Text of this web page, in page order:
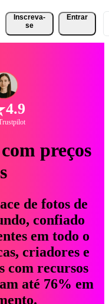
Inscreva-
se
Entrar
4.9
preços
de fotos de
confiado
em todo o
criadores e
com recursos
até 76% em